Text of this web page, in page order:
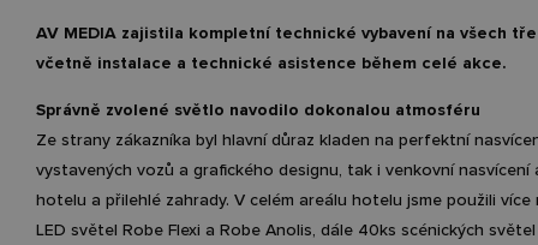
AV MEDIA zajistila kompletní technické vybavení na všech
včetně instalace a technické asistence během celé akce.
Správně zvolené světlo navodilo dokonalou atmosféru
Ze strany zákazníka byl hlavní důraz kladen na perfektní
vystavených vozů a grafického designu, tak i venkovní
hotelu a přilehlé zahrady. V celém areálu hotelu jsme použili více
LED světel Robe Flexi a Robe Anolis, dále 40ks scénických